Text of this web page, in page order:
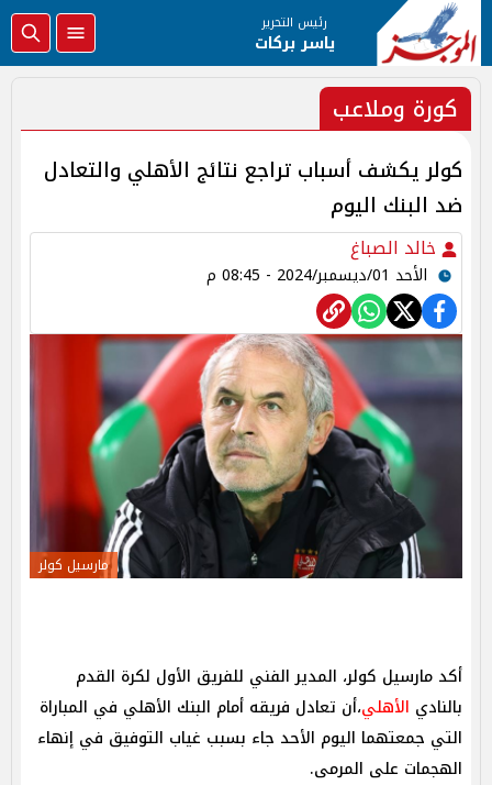
رئيس التحرير
ياسر بركات
كورة وملاعب
كولر يكشف أسباب تراجع نتائج الأهلي والتعادل
ضد البنك اليوم
خالد الصباغ
الأحد 01/ديسمبر/2024 - 08:45 م
مارسيل كولر
أكد مارسيل كولر، المدير الفني للفريق الأول لكرة القدم
بالنادي الأهلي،أن تعادل فريقه أمام البنك الأهلي في المباراة
التي جمعتهما اليوم الأحد جاء بسبب غياب التوفيق في إنهاء
الهجمات على المرمى.